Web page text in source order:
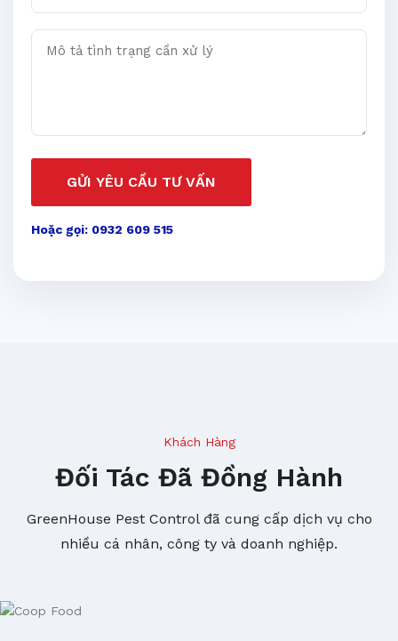
Mô tả tình trạng cần xử lý
GỬI YÊU CẦU TƯ VẤN
Hoặc gọi: 0932 609 515
Khách Hàng
Đối Tác Đã Đồng Hành
GreenHouse Pest Control đã cung cấp dịch vụ cho
nhiều cá nhân, công ty và doanh nghiệp.